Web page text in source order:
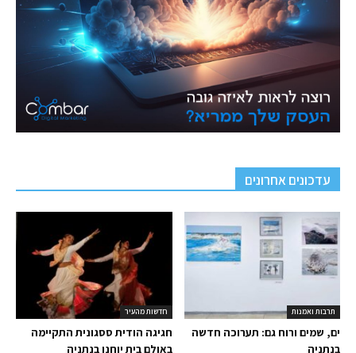
עדכונים אחרונים
חדשות מהעיר
חגיגה הודית ססגונית התקיימה
באולם בית יוחנן בנתניה
תרבות ואמנות
ים, שמים ורוח גם: תערוכה חדשה
בנתניה